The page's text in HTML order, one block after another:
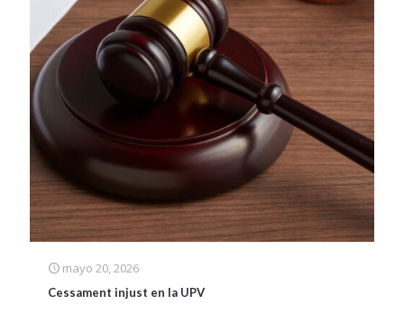
mayo 20, 2026
Cessament injust en la UPV